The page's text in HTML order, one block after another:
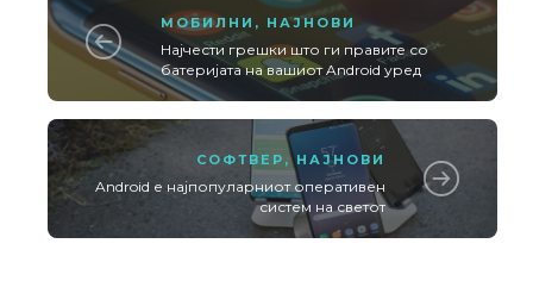
МОБИЛНИ , НАЈНОВИ
Најчести грешки што ги правите со
батеријата на вашиот Android уред
СОФТВЕР ,НАЈНОВИ
Android е најпопуларниот оперативен
систем на светот